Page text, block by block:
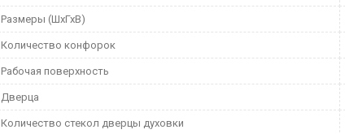
Размеры (ШхГхВ)
Количество конфорок
Рабочая поверхность
Дверца
Количество стекол дверцы духовки